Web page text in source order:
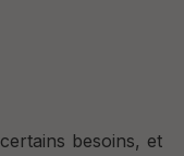
besoins, et